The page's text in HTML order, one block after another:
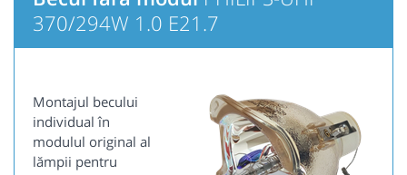
370/294W 1.0 E21.7
Montajul becului
individual în
modulul original al
lămpii pentru